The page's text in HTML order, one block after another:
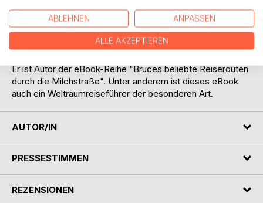
ersten eBook-Band, ohne ein einziges Mal sein
Mobiltelefon zu benutzen, und reichte es bei mehreren
interstellar tätigen Verlagen ein, was ihm beinahe einen
begehrten virtuellen und wahnsinnig hochdotierten Award
Er ist Autor der eBook-Reihe "Bruces beliebte Reiserouten
durch die Milchstraße". Unter anderem ist dieses eBook
auch ein Weltraumreiseführer der besonderen Art.
AUTOR/IN
PRESSESTIMMEN
REZENSIONEN
ABLEHNEN ANPASSEN
ALLE AKZEPTIEREN